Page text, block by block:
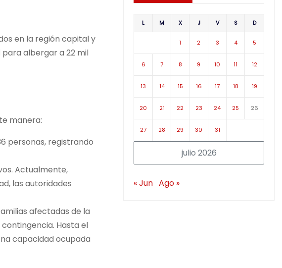
en la región capital y
albergar a 22 mil
manera:
personas, registrando
Actualmente,
las autoridades
afectadas de la
Hasta el
capacidad ocupada
julio 2026
L M X J V S D
1 2 3 4 5
6 7 8 9 10 11 12
13 14 15 16 17 18 19
20 21 22 23 24 25 26
27 28 29 30 31
« Jun Ago »